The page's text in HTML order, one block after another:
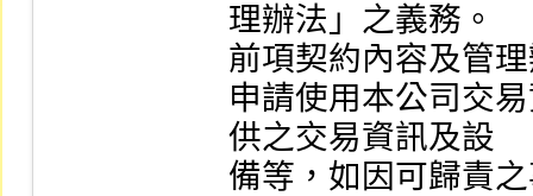
理辦法」之義務。
前項契約內容及管
申請使用本公司交
供之交易資訊及設
備等，如因可歸責